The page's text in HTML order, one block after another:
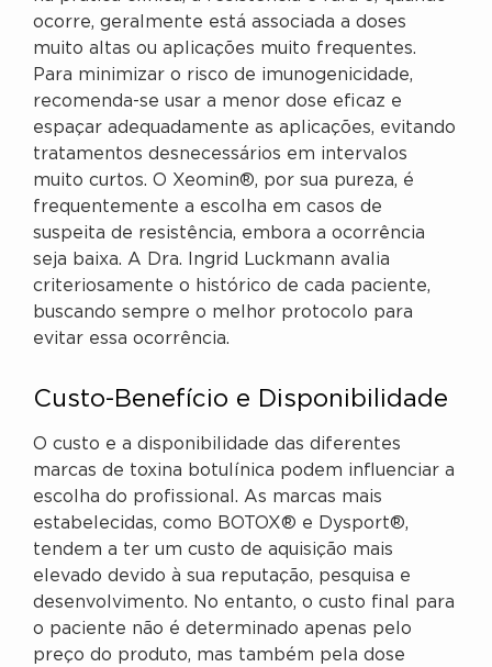
ocorre, geralmente está associada a doses
muito altas ou aplicações muito frequentes.
Para minimizar o risco de imunogenicidade,
recomenda-se usar a menor dose eficaz e
espaçar adequadamente as aplicações, evitando
tratamentos desnecessários em intervalos
muito curtos. O Xeomin®, por sua pureza, é
frequentemente a escolha em casos de
suspeita de resistência, embora a ocorrência
seja baixa. A Dra. Ingrid Luckmann avalia
criteriosamente o histórico de cada paciente,
buscando sempre o melhor protocolo para
evitar essa ocorrência.
Custo-Benefício e Disponibilidade
O custo e a disponibilidade das diferentes
marcas de toxina botulínica podem influenciar a
escolha do profissional. As marcas mais
estabelecidas, como BOTOX® e Dysport®,
tendem a ter um custo de aquisição mais
elevado devido à sua reputação, pesquisa e
desenvolvimento. No entanto, o custo final para
o paciente não é determinado apenas pelo
preço do produto, mas também pela dose